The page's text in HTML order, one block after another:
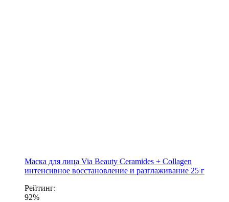
Маска для лица Via Beauty Ceramides + Collagen
интенсивное восстановление и разглаживание 25 г
Рейтинг:
92%